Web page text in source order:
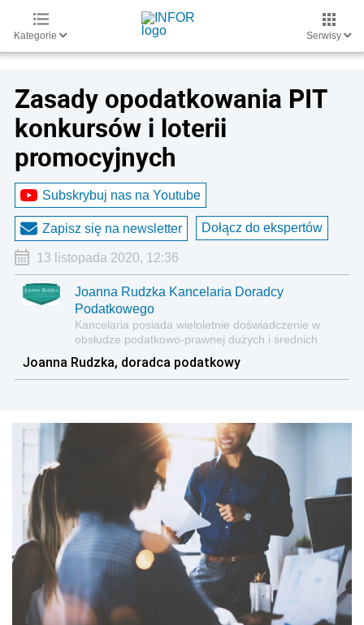
Kategorie Serwisy
Zasady opodatkowania PIT
konkursów i loterii
promocyjnych
Subskrybuj nas na Youtube
Zapisz się na newsletter Dołącz do ekspertów
13 listopada 2020, 12:36
Joanna Rudzka Kancelaria Doradcy
Podatkowego
Kancelaria posiada wieloletnie doświadczenie w
obsłudze podatkowo-prawnej dużych i średnich
podmiotów publicznych.
Joanna Rudzka, doradca podatkowy